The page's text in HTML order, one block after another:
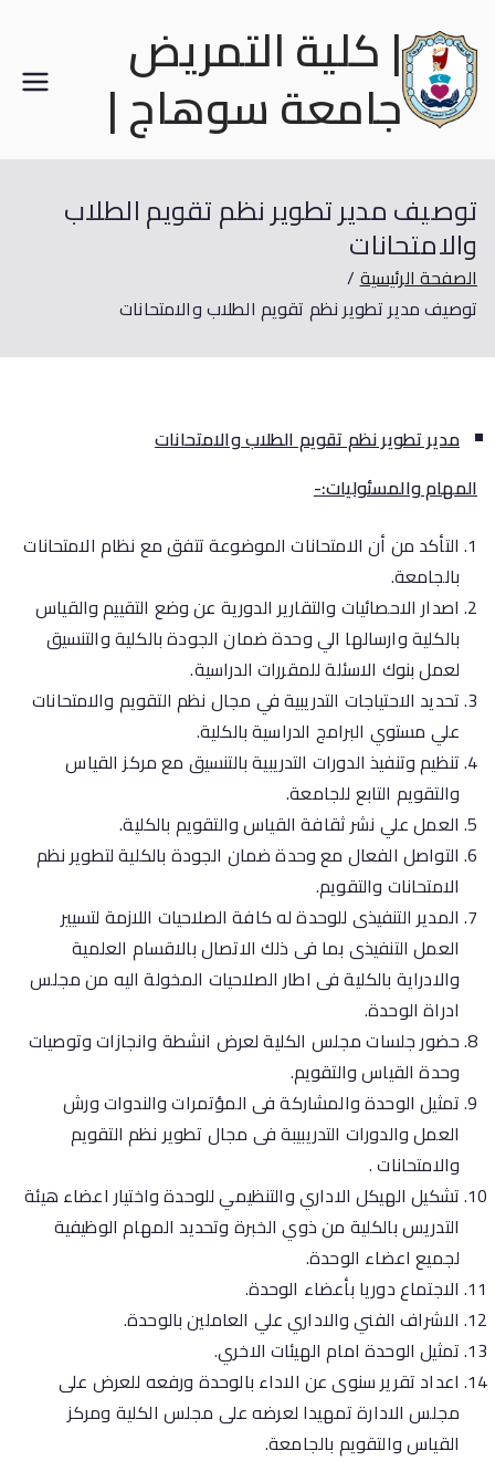
| كلية التمريض
جامعة سوهاج |
توصيف مدير تطوير نظم تقويم الطلاب
والامتحانات
الصفحة الرئيسية
توصيف مدير تطوير نظم تقويم الطلاب والامتحانات
مدير تطوير نظم تقويم الطلاب والامتحانات
المهام والمسئوليات:-
التأكد من أن الامتحانات الموضوعة تتفق مع نظام الامتحانات
بالجامعة.
اصدار الاحصائيات والتقارير الدورية عن وضع التقييم والقياس
بالكلية وارسالها الي وحدة ضمان الجودة بالكلية والتنسيق
لعمل بنوك الاسئلة للمقررات الدراسية.
تحديد الاحتياجات التدريبية في مجال نظم التقويم والامتحانات
علي مستوي البرامج الدراسية بالكلية.
تنظيم وتنفيذ الدورات التدريبية بالتنسيق مع مركز القياس
والتقويم التابع للجامعة.
العمل علي نشر ثقافة القياس والتقويم بالكلية.
التواصل الفعال مع وحدة ضمان الجودة بالكلية لتطوير نظم
الامتحانات والتقويم.
المدير التنفيذى للوحدة له كافة الصلاحيات اللازمة لتسيير
العمل التنفيذى بما فى ذلك الاتصال بالاقسام العلمية
والادراية بالكلية فى اطار الصلاحيات المخولة اليه من مجلس
ادراة الوحدة.
حضور جلسات مجلس الكلية لعرض انشطة وانجازات وتوصيات
وحدة القياس والتقويم.
تمثيل الوحدة والمشاركة فى المؤتمرات والندوات ورش
العمل والدورات التدريبيبة فى مجال تطوير نظم التقويم
والامتحانات .
تشكيل الهيكل الاداري والتنظيمي للوحدة واختيار اعضاء هيئة
التدريس بالكلية من ذوي الخبرة وتحديد المهام الوظيفية
لجميع اعضاء الوحدة.
الاجتماع دوريا بأعضاء الوحدة.
الاشراف الفني والاداري علي العاملين بالوحدة.
تمثيل الوحدة امام الهيئات الاخري.
اعداد تقرير سنوى عن الاداء بالوحدة ورفعه للعرض على
مجلس الادارة تمهيدا لعرضه على مجلس الكلية ومركز
القياس والتقويم بالجامعة.